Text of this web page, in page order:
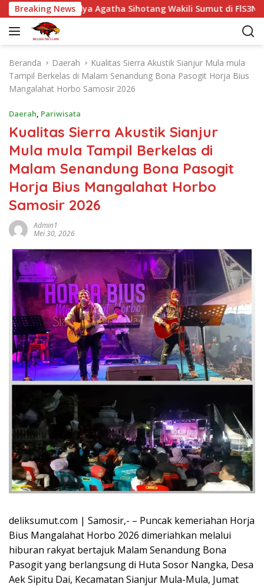
a
Breaking News
Nadya Agatha Sihotang Wakili Sumut di FlS3N Cabang
Beranda Daerah
Kualitas Sierra Akustik Sianjur Mula mula
Tampil Berkelas di Malam Senandung Bona Pasogit Horja Bius
Mangalahat Horbo Samosir 2026
Daerah, Pariwisata
Kualitas Sierra Akustik Sianjur
Mula mula Tampil Berkelas di
Malam Senandung Bona Pasogit
Horja Bius Mangalahat Horbo
Samosir 2026
Admin1
Mei 30, 2026
deliksumut.com | Samosir,- – Puncak kemeriahan Horja
Bius Mangalahat Horbo 2026 dimeriahkan melalui
hiburan rakyat bertajuk Malam Senandung Bona
Pasogit yang berlangsung di Huta Sosor Nangka, Desa
Aek Sipitu Dai, Kecamatan Sianjur Mula-Mula, Jumat